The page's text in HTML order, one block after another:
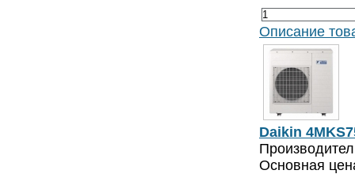
Описание
Daikin
Основная